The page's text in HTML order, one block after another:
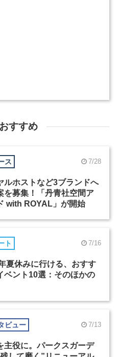
すすめ
ス 7/28
ルホストなど3ブランドへ
を募集！「丹青社空間ア
with ROYAL」が開始
ト 7/16
夏休みに行ける、おすす
ベント10選：そのほかの
ビュー 7/13
主役に。パークスガーデ